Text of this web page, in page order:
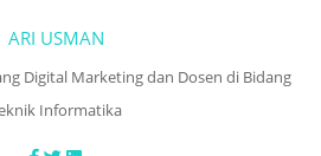
ARI USMAN
Digital Marketing dan Dosen di Bidang
Informatika